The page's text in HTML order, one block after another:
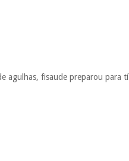
agulhas, fisaude preparou para